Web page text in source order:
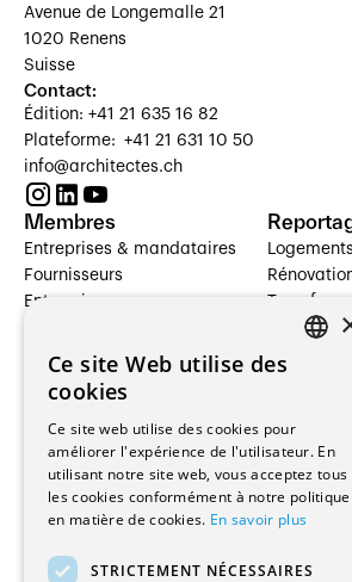
Avenue de Longemalle 21
1020 Renens
Suisse
Contact:
Édition: +41 21 635 16 82
Plateforme: +41 21 631 10 50
info@architectes.ch
Membres
Entreprises & mandataires
Fournisseurs
Entreprises
Architectes paysagistes
Architectes d'intérieur
Entreprises générales
Ingénieurs et mandataires
Fabricants / Fournisseurs
Régies immobilières
Logements
Villas
Cultures
Industrie
Ce site Web utilise des
cookies
Ce site web utilise des cookies pour
améliorer l'expérience de l'utilisateur. En
utilisant notre site web, vous acceptez tous
les cookies conformément à notre politique
en matière de cookies. En savoir plus
STRICTEMENT NÉCESSAIRES